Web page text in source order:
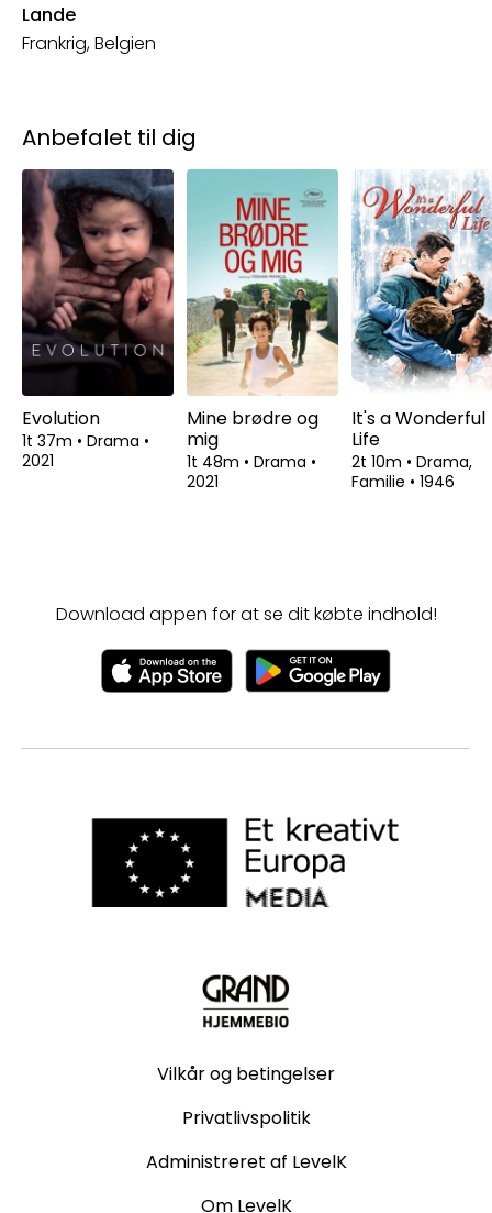
Lande
Frankrig, Belgien
Anbefalet til dig
Evolution
1t 37m • Drama •
2021
Mine brødre og
mig
1t 48m • Drama •
2021
It's a Wonderful
Life
2t 10m • Drama,
Familie • 1946
Download appen for at se dit købte indhold!
Vilkår og betingelser
Privatlivspolitik
Administreret af LevelK
Om LevelK